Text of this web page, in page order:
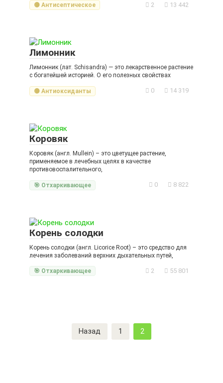
🟡 Антисептическое 2 13 442
Лимонник
Лимонник (лат. Schisandra) — это лекарственное растение
с богатейшей историей. О его полезных свойствах
🟡 Антиоксиданты 0 14 319
Коровяк
Коровяк (англ. Mullein) – это цветущее растение,
применяемое в лечебных целях в качестве
противовоспалительного,
🎯 Отхаркивающее 0 8 822
Корень солодки
Корень солодки (англ. Licorice Root) – это средство для
лечения заболеваний верхних дыхательных путей,
🎯 Отхаркивающее 2 55 801
Назад 1 2